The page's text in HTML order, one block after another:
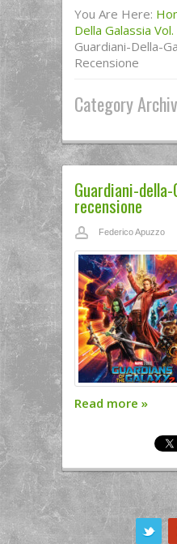
You Are Here:
Della Galassia
Guardiani-Della-
Recensione
Category
Guardiani-
recensione
Federico Apuzzo
Read more »